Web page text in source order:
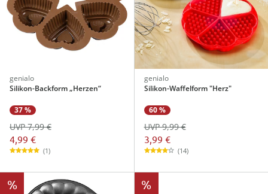
genialo
Silikon-Backform „Herzen“
37 %
4,99 €
UVP 7,99 €
(1)
genialo
Silikon-Waffelform "Herz"
60 %
3,99 €
UVP 9,99 €
(14)
% %